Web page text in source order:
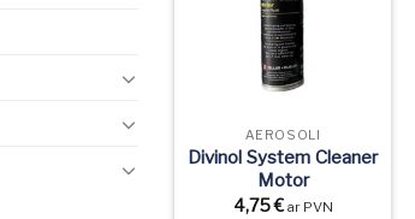
AEROSOLI
Divinol System Cleaner
Motor
4,75€ ar PVN